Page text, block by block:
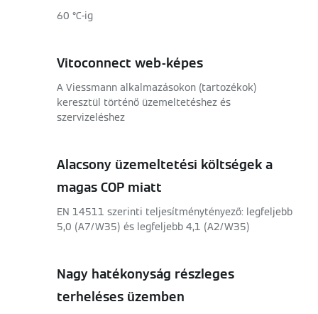
60 °C-ig
Vitoconnect web-képes
A Viessmann alkalmazásokon (tartozékok)
keresztül történő üzemeltetéshez és
szervizeléshez
Alacsony üzemeltetési költségek a
magas COP miatt
EN 14511 szerinti teljesítménytényező: legfeljebb
5,0 (A7/W35) és legfeljebb 4,1 (A2/W35)
Nagy hatékonyság részleges
terheléses üzemben